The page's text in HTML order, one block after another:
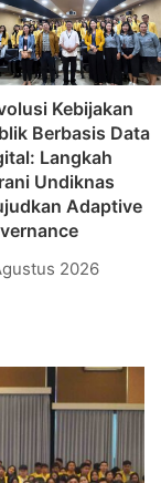
Kebijakan
Berbasis Data
Langkah
Undiknas
Adaptive
2026